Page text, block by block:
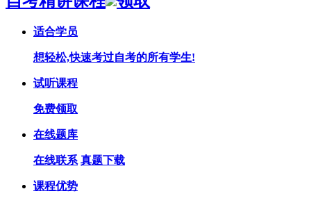
适合学员
想轻松,快速考过自考的所有学生!
试听课程
免费领取
在线题库
在线联系 真题下载
课程优势